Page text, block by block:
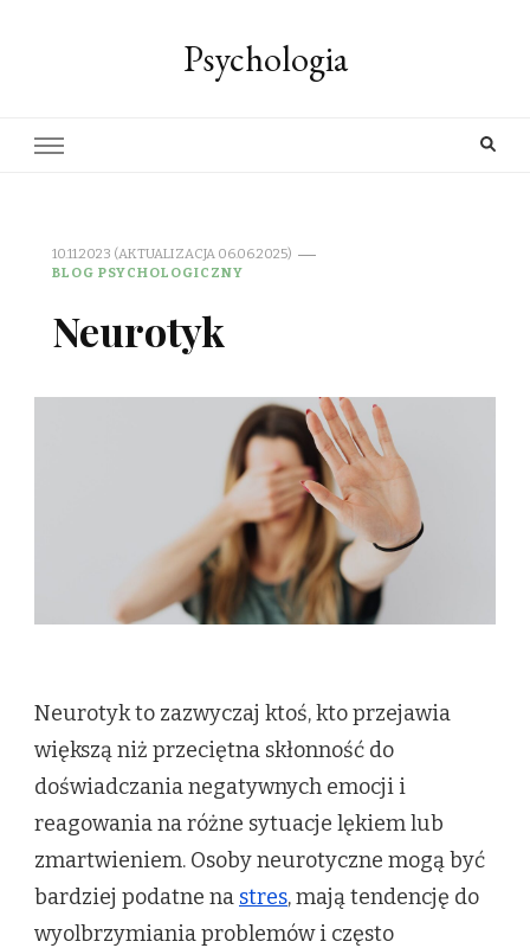
Psychologia
10.11.2023 (AKTUALIZACJA 06.06.2025)
BLOG PSYCHOLOGICZNY
Neurotyk
Neurotyk to zazwyczaj ktoś, kto przejawia
większą niż przeciętna skłonność do
doświadczania negatywnych emocji i
reagowania na różne sytuacje lękiem lub
zmartwieniem. Osoby neurotyczne mogą być
bardziej podatne na stres, mają tendencję do
wyolbrzymiania problemów i często